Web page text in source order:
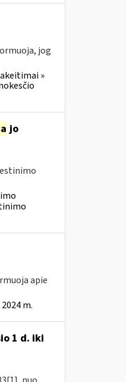
jog
»
jo
apie
m.
1 d. iki